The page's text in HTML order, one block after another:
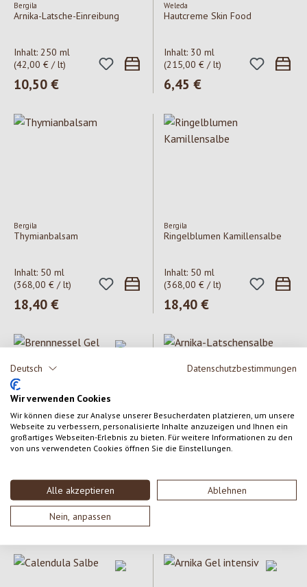
Deutsch Datenschutzbestimmungen
Wir verwenden Cookies
Wir können diese zur Analyse unserer Besucherdaten platzieren, um unsere
Webseite zu verbessern, personalisierte Inhalte anzuzeigen und Ihnen ein
großartiges Webseiten-Erlebnis zu bieten. Für weitere Informationen zu den
von uns verwendeten Cookies öffnen Sie die Einstellungen.
Alle akzeptieren Ablehnen
Nein, anpassen
Bergila
Arnika-Latsche-Einreibung
Inhalt: 250 ml
(42,00 € / lt)
Regulärer Preis:
10,50 €
Weleda
Hautcreme Skin Food
Inhalt: 30 ml
(215,00 € / lt)
Regulärer Preis:
6,45 €
Bergila
Thymianbalsam
Inhalt: 50 ml
(368,00 € / lt)
Regulärer Preis:
18,40 €
Bergila
Ringelblumen Kamillensalbe
Inhalt: 50 ml
(368,00 € / lt)
Regulärer Preis:
18,40 €
Weleda
25 g
(420,00 € / kg)
Regulärer Preis:
10,50 €
Bergila
Arnika-Latschensalbe
50 ml
(368,00 € / lt)